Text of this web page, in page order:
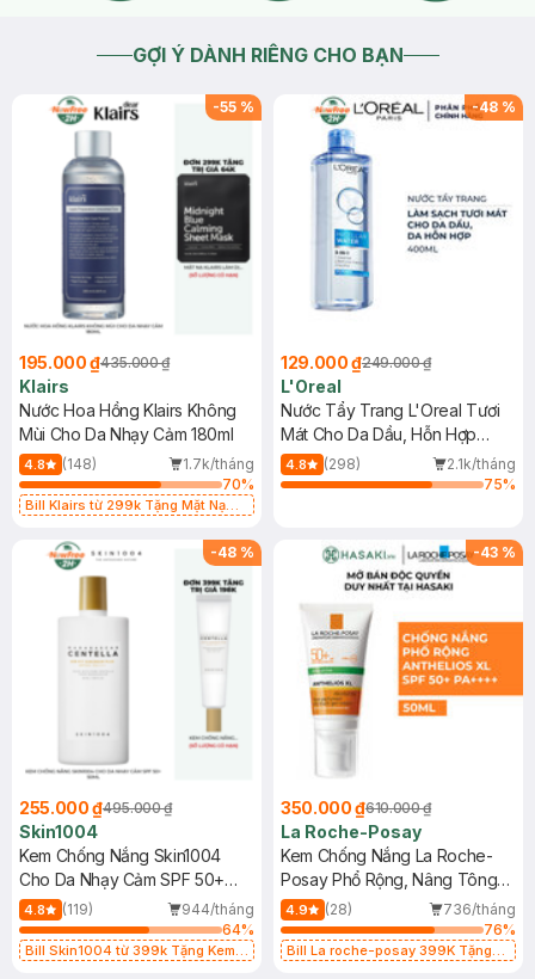
GỢI Ý DÀNH RIÊNG CHO BẠN
-55 %
195.000 ₫435.000 ₫
Klairs
Nước Hoa Hồng Klairs Không
Mùi Cho Da Nhạy Cảm 180ml
4.8 (148)
1.7k/tháng
70%
Bill Klairs từ 299k Tặng Mặt Nạ
25ml (SL Có Hạn)
-48 %
129.000 ₫249.000 ₫
L'Oreal
Nước Tẩy Trang L'Oreal Tươi
Mát Cho Da Dầu, Hỗn Hợp
400ml
4.8 (298)
2.1k/tháng
75%
-48 %
255.000 ₫495.000 ₫
Skin1004
Kem Chống Nắng Skin1004
Cho Da Nhạy Cảm SPF 50+
50ml
4.8 (119)
944/tháng
64%
Bill Skin1004 từ 399k Tặng Kem
-43 %
350.000 ₫610.000 ₫
La Roche-Posay
Kem Chống Nắng La Roche-
Posay Phổ Rộng, Nâng Tông
Kiềm Dầu 50ml
4.9 (28)
736/tháng
76%
Bill La roche-posay 399K Tặng